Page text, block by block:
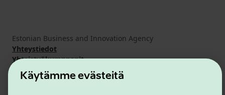
Käytämme evästeitä
Estonian Business and Innovation Agency
Yhteystiedot
Yhteistyökumppanit
Käyttöehdot
Eväste- ja tietosuojakäytäntö